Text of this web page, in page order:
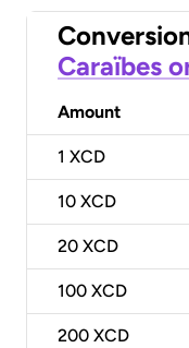
Caraïbes
Amount
1 XCD
10 XCD
20 XCD
100 XCD
200 XCD